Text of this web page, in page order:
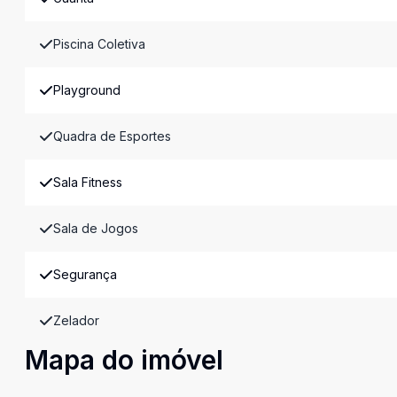
Piscina Coletiva
Playground
Quadra de Esportes
Sala Fitness
Sala de Jogos
Segurança
Zelador
Mapa do imóvel